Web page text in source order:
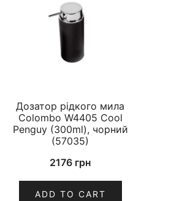
Дозатор рідкого мила
Colombo W4405 Cool
Penguy (300ml), чорний
(57035)
2176 грн
ADD TO CART